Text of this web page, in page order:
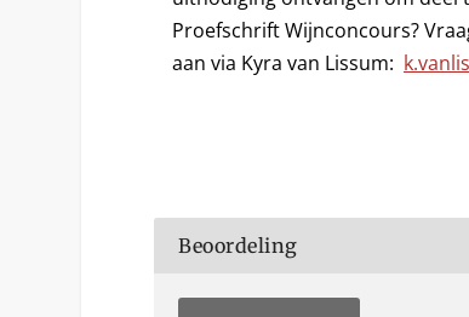
Proefschrift Wijnconcours?
aan via Kyra van Lissum:
Beoordeling